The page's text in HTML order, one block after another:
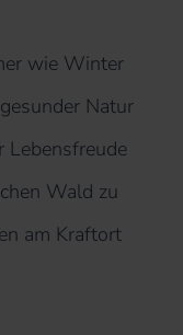
wie Winter
Natur
Lebensfreude
Wald zu
am Kraftort